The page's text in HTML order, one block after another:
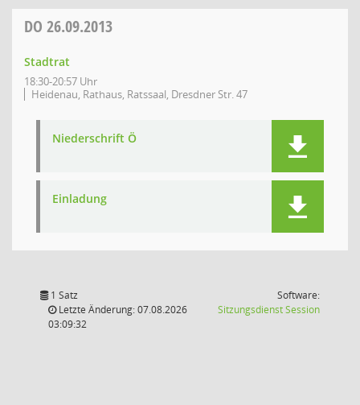
DO 26.09.2013
Stadtrat
18:30-20:57 Uhr
Heidenau, Rathaus, Ratssaal, Dresdner Str. 47
Niederschrift Ö
Einladung
1 Satz
Letzte Änderung: 07.08.2026
03:09:32
Software:
SitzungsdienstSession(Wird in